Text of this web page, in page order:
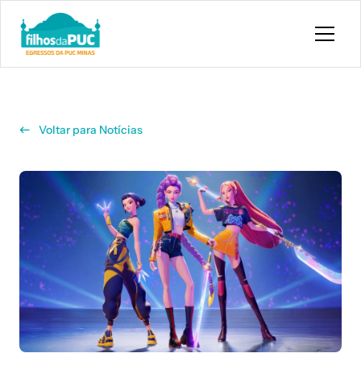
Pular para o conteúdo principal
Voltar para Notícias